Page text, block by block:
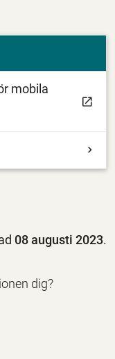
mobila
08 augusti 2023.
dig?